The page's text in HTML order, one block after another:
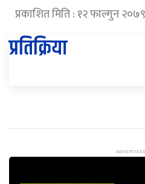
प्रकाशित मिति : १२ फाल्गुन
प्रतिक्रिया